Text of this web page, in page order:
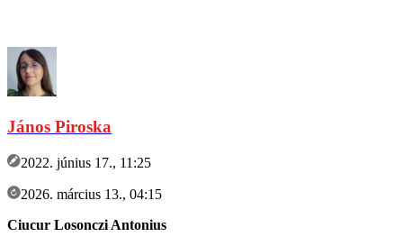
János Piroska
2022. június 17., 11:25
2026. március 13., 04:15
Ciucur Losonczi Antonius